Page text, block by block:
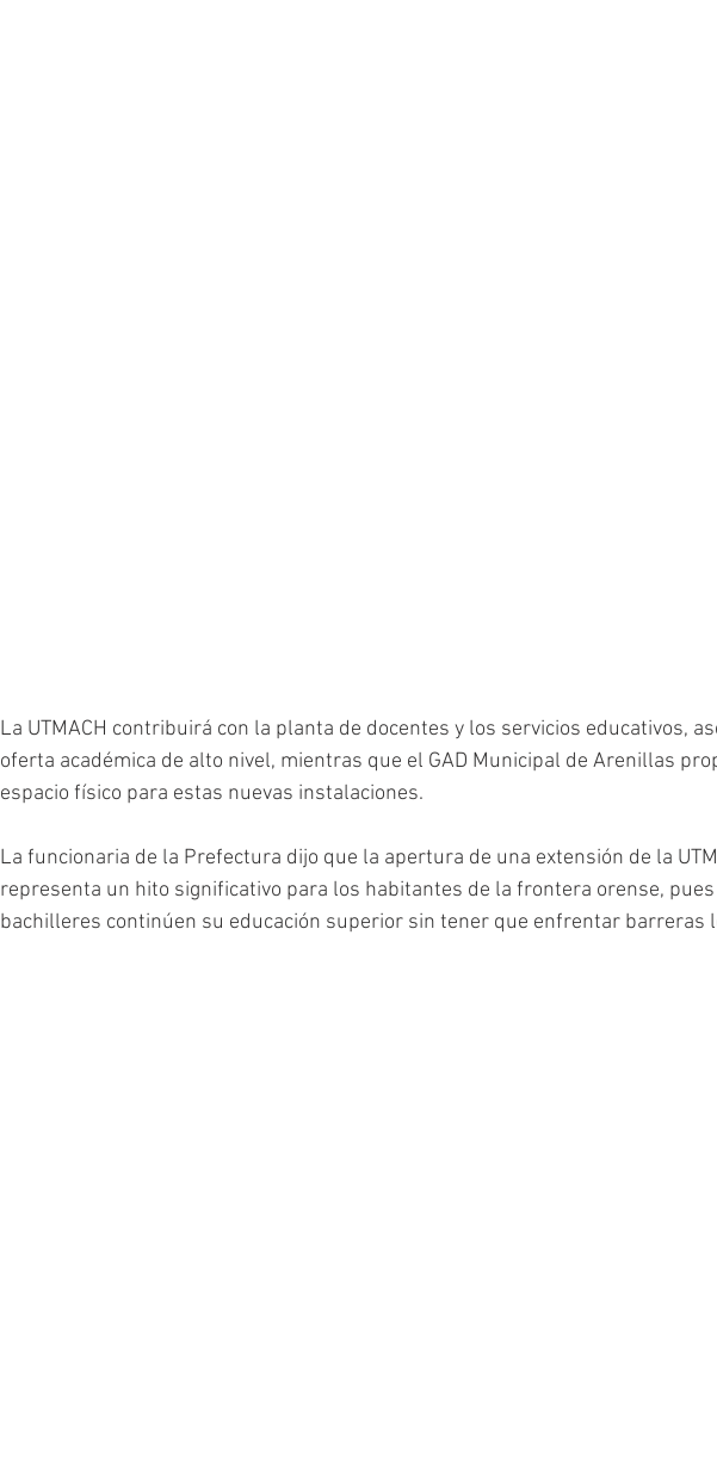
La UTMACH contribuirá con la planta de docentes y los servicios educativos,
oferta académica de alto nivel, mientras que el GAD Municipal de Arenillas
espacio físico para estas nuevas instalaciones.
La funcionaria de la Prefectura dijo que la apertura de una extensión de la
representa un hito significativo para los habitantes de la frontera orense,
bachilleres continúen su educación superior sin tener que enfrentar barreras